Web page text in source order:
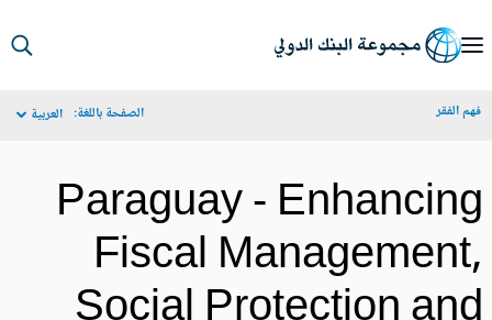
الفقر الصفحة باللغة: العربية
Paraguay -
Fiscal